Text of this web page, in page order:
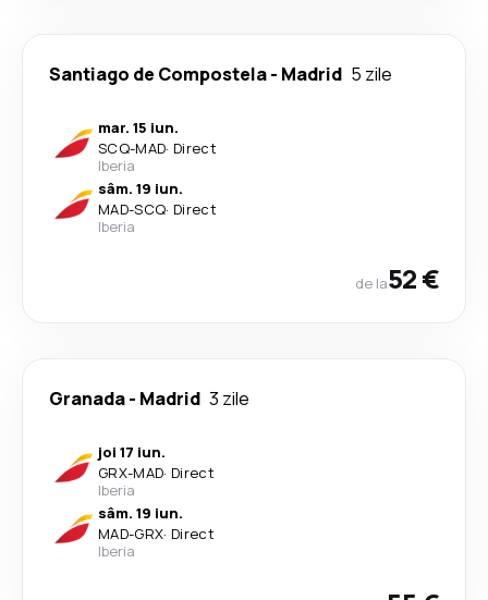
Santiago de Compostela- Madrid 5 zile
mar. 15 iun.
SCQ-MAD· Direct
Iberia
sâm. 19 iun.
MAD-SCQ· Direct
Iberia
de la52 €
Granada- Madrid 3 zile
joi 17 iun.
GRX-MAD· Direct
Iberia
sâm. 19 iun.
MAD-GRX· Direct
Iberia